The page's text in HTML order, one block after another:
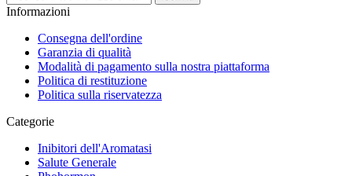
Informazioni
Consegna dell'ordine
Garanzia di qualità
Modalità di pagamento sulla nostra piattaforma
Politica di restituzione
Politica sulla riservatezza
Categorie
Inibitori dell'Aromatasi
Salute Generale